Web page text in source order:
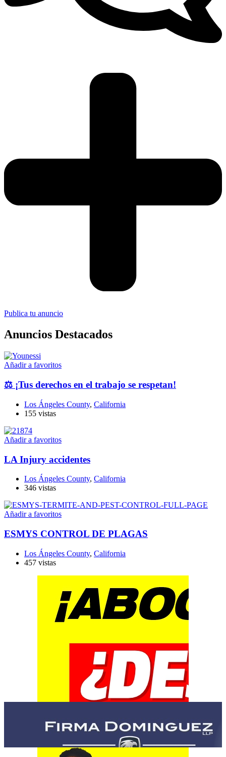
Publica tu anuncio
Anuncios Destacados
Añadir a favoritos
⚖️ ¡Tus derechos en el trabajo se respetan!
Los Ángeles County, California
155 vistas
Añadir a favoritos
LA Injury accidentes
Los Ángeles County, California
346 vistas
Añadir a favoritos
ESMYS CONTROL DE PLAGAS
Los Ángeles County, California
457 vistas